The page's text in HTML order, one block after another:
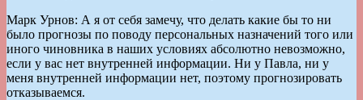
Марк Урнов: А я от себя замечу, что делать какие бы то ни
было прогнозы по поводу персональных назначений того или
иного чиновника в наших условиях абсолютно невозможно,
если у вас нет внутренней информации. Ни у Павла, ни у
меня внутренней информации нет, поэтому прогнозировать
отказываемся.